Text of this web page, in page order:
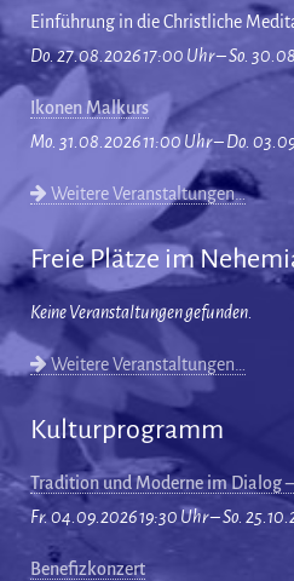
Einführung in die Christliche
Do. 27.08.2026 17:00 Uhr – So.
Ikonen Malkurs
Mo. 31.08.2026 11:00 Uhr – Do.
Weitere Veranstaltungen…
Freie Plätze im
Keine Veranstaltungen gefunden.
Weitere Veranstaltungen…
Kulturprogramm
Tradition und Moderne im Dialog
Fr. 04.09.2026 19:30 Uhr – So.
Benefizkonzert